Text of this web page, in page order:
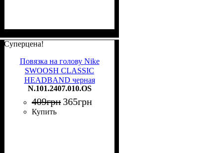
Суперцена!
Повязка на голову Nike
SWOOSH CLASSIC
HEADBAND черная
N.101.2407.010.OS
N.101.2407.010.OS
409грн 365грн
Купить